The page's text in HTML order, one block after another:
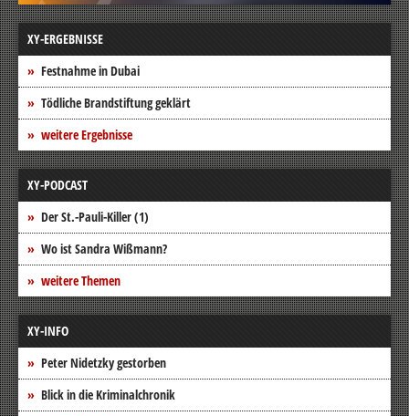
XY-ERGEBNISSE
Festnahme in Dubai
Tödliche Brandstiftung geklärt
weitere Ergebnisse
XY-PODCAST
Der St.-Pauli-Killer (1)
Wo ist Sandra Wißmann?
weitere Themen
XY-INFO
Peter Nidetzky gestorben
Blick in die Kriminalchronik